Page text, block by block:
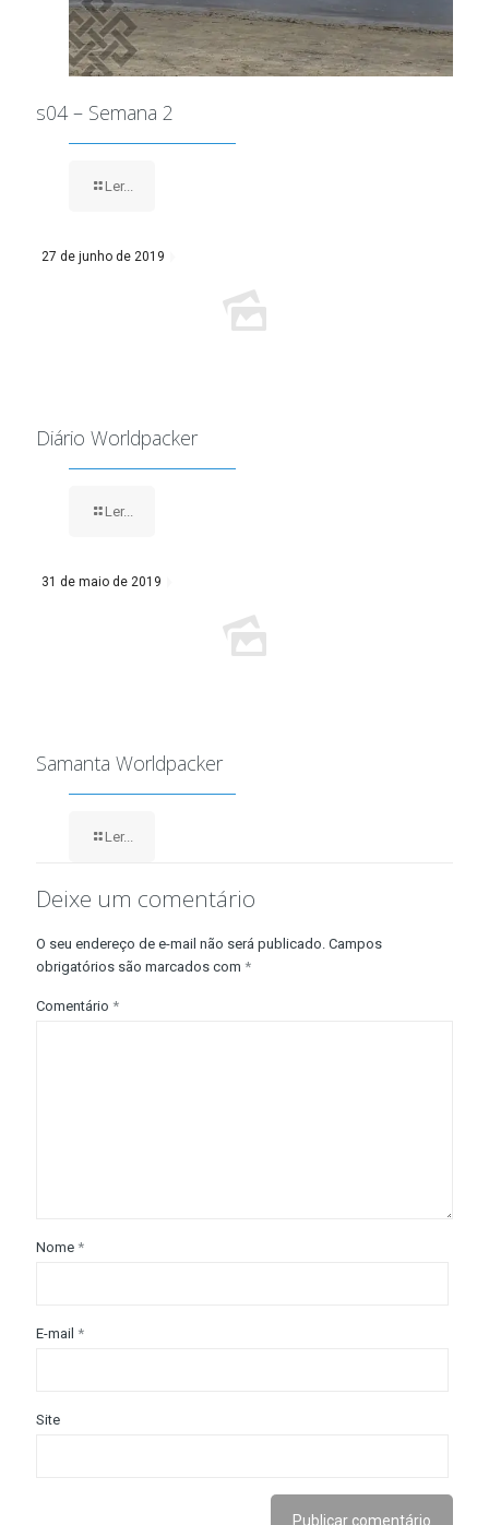
s04 – Semana 2
Ler...
27 de junho de 2019
Diário Worldpacker
Ler...
31 de maio de 2019
Samanta Worldpacker
Ler...
Deixe um comentário
O seu endereço de e-mail não será publicado. Campos
obrigatórios são marcados com *
Comentário *
Nome *
E-mail *
Site